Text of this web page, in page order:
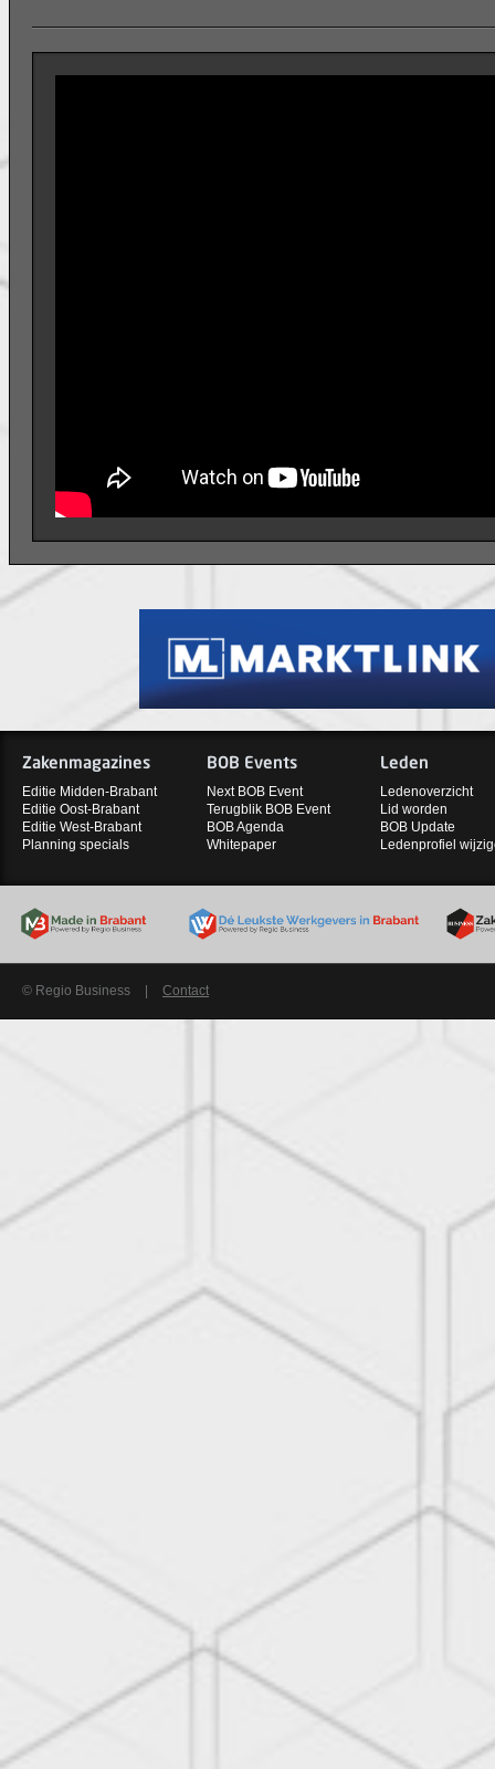
Zakenmagazines
Editie Midden-Brabant
Editie Oost-Brabant
Editie West-Brabant
Planning specials
BOB Events
Next BOB Event
Terugblik BOB Event
BOB Agenda
Whitepaper
Leden
Ledenoverzicht
Lid worden
BOB Update
Ledenprofiel
© Regio Business Contact